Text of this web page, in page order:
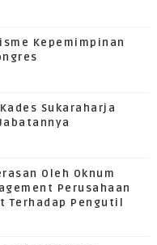
Kepemimpinan
Sukaraharja
Oleh Oknum
Perusahaan
Terhadap Pengutil